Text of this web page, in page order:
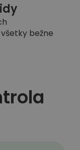
bežne